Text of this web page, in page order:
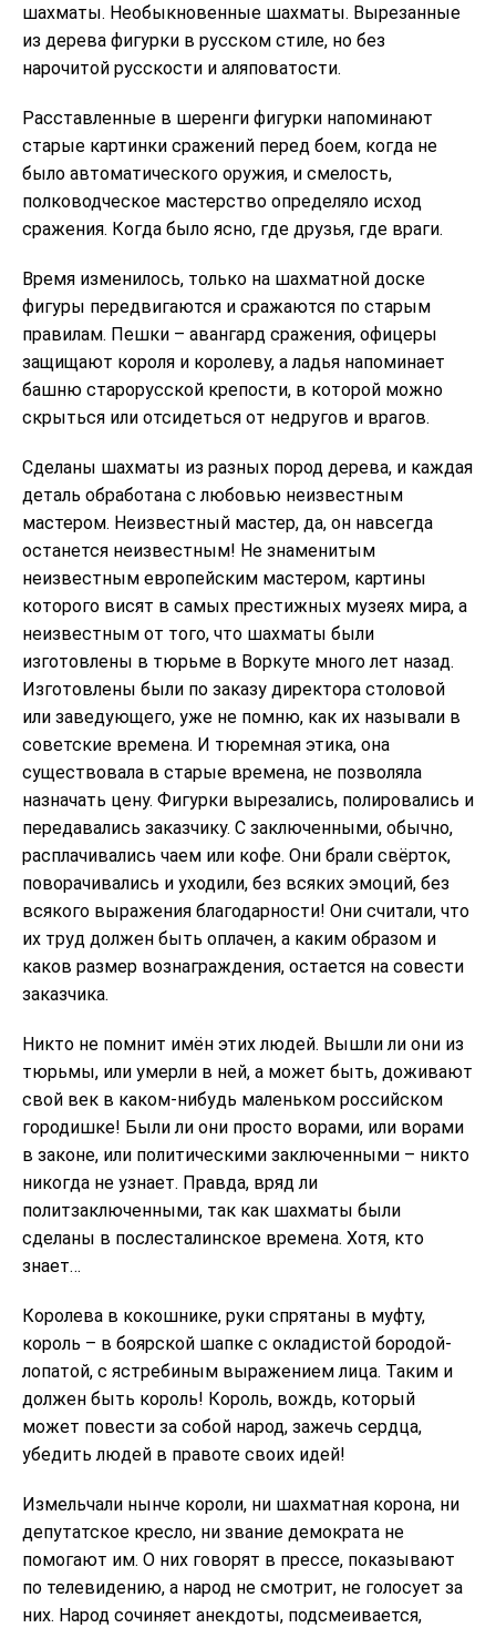
шахматы. Необыкновенные шахматы. Вырезанные
из дерева фигурки в русском стиле, но без
нарочитой русскости и аляповатости.
Расставленные в шеренги фигурки напоминают
старые картинки сражений перед боем, когда не
было автоматического оружия, и смелость,
полководческое мастерство определяло исход
сражения. Когда было ясно, где друзья, где враги.
Время изменилось, только на шахматной доске
фигуры передвигаются и сражаются по старым
правилам. Пешки – авангард сражения, офицеры
защищают короля и королеву, а ладья напоминает
башню старорусской крепости, в которой можно
скрыться или отсидеться от недругов и врагов.
Сделаны шахматы из разных пород дерева, и каждая
деталь обработана с любовью неизвестным
мастером. Неизвестный мастер, да, он навсегда
останется неизвестным! Не знаменитым
неизвестным европейским мастером, картины
которого висят в самых престижных музеях мира, а
неизвестным от того, что шахматы были
изготовлены в тюрьме в Воркуте много лет назад.
Изготовлены были по заказу директора столовой
или заведующего, уже не помню, как их называли в
советские времена. И тюремная этика, она
существовала в старые времена, не позволяла
назначать цену. Фигурки вырезались, полировались и
передавались заказчику. С заключенными, обычно,
расплачивались чаем или кофе. Они брали свёрток,
поворачивались и уходили, без всяких эмоций, без
всякого выражения благодарности! Они считали, что
их труд должен быть оплачен, а каким образом и
каков размер вознаграждения, остается на совести
заказчика.
Никто не помнит имён этих людей. Вышли ли они из
тюрьмы, или умерли в ней, а может быть, доживают
свой век в каком-нибудь маленьком российском
городишке! Были ли они просто ворами, или ворами
в законе, или политическими заключенными – никто
никогда не узнает. Правда, вряд ли
политзаключенными, так как шахматы были
сделаны в послесталинское времена. Хотя, кто
знает…
Королева в кокошнике, руки спрятаны в муфту,
король – в боярской шапке с окладистой бородой-
лопатой, с ястребиным выражением лица. Таким и
должен быть король! Король, вождь, который
может повести за собой народ, зажечь сердца,
убедить людей в правоте своих идей!
Измельчали нынче короли, ни шахматная корона, ни
депутатское кресло, ни звание демократа не
помогают им. О них говорят в прессе, показывают
по телевидению, а народ не смотрит, не голосует за
них. Народ сочиняет анекдоты, подсмеивается,